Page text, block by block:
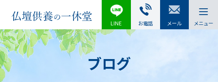
LINE お電話 メール メニュー
ブログ